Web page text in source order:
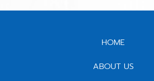
HOME
ABOUT US